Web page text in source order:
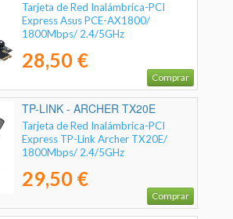
Tarjeta de Red Inalámbrica-PCI
Express Asus PCE-AX1800/
1800Mbps/ 2.4/5GHz
28,50 €
Comprar
TP-LINK - ARCHER TX20E
Tarjeta de Red Inalámbrica-PCI
Express TP-Link Archer TX20E/
1800Mbps/ 2.4/5GHz
29,50 €
Comprar